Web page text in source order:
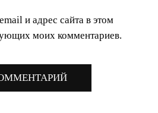
и адрес сайта в этом
моих комментариев.